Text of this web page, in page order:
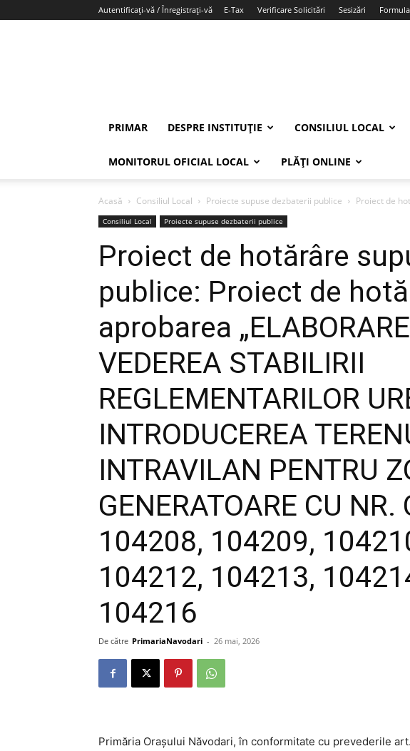
Autentificați-vă / Înregistrați-vă E-Tax Verificare Solicitări Sesizări
PRIMAR DESPRE INSTITUȚIE CONSILIUL LOCAL
MONITORUL OFICIAL LOCAL PLĂȚI ONLINE
Acasă Consiliul Local Proiecte supuse dezbaterii publice Proiect de
Consiliul Local Proiecte supuse dezbaterii publice
Proiect de hotărâre
publice: Proiect de
aprobarea
VEDEREA STABILIRII
REGLEMENTARILOR
INTRODUCEREA
INTRAVILAN PENTRU
GENERATOARE CU
104208, 104209,
104212, 104213,
104216
De către PrimariaNavodari - 26 mai, 2026
Primăria Orașului Năvodari, în conformitate cu prevederile